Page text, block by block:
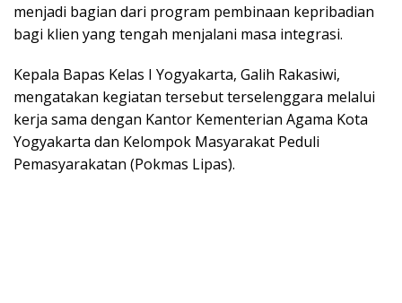
menjadi bagian dari program pembinaan kepribadian
bagi klien yang tengah menjalani masa integrasi.
Kepala Bapas Kelas I Yogyakarta, Galih Rakasiwi,
mengatakan kegiatan tersebut terselenggara melalui
kerja sama dengan Kantor Kementerian Agama Kota
Yogyakarta dan Kelompok Masyarakat Peduli
Pemasyarakatan (Pokmas Lipas).